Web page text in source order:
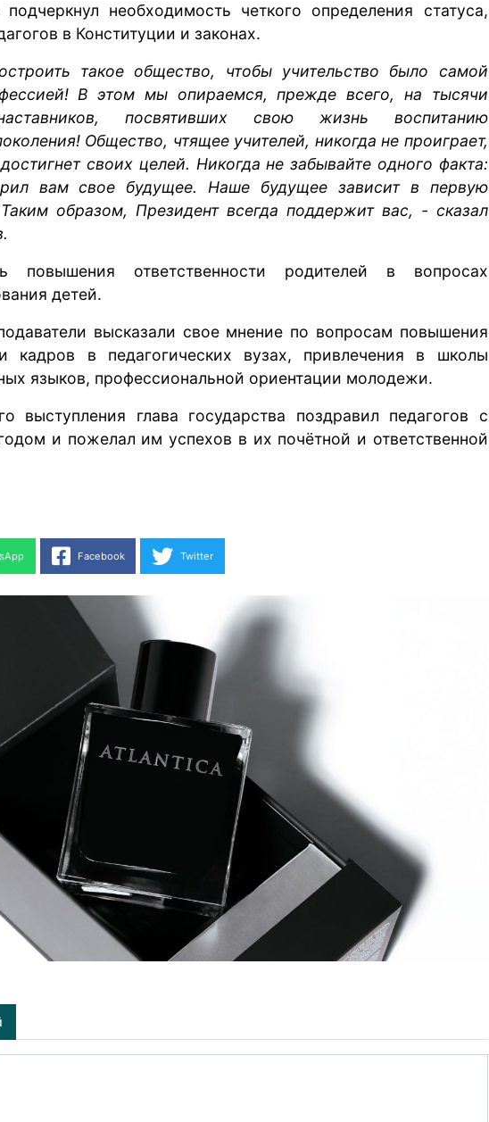
необходимость четкого определения статуса,
в Конституции и законах.
такое общество, чтобы учительство было самой
В этом мы опираемся, прежде всего, на тысячи
посвятивших свою жизнь воспитанию
Общество, чтящее учителей, никогда не проиграет,
своих целей. Никогда не забывайте одного факта:
вам свое будущее. Наше будущее зависит в первую
образом, Президент всегда поддержит вас, - сказал
повышения ответственности родителей в вопросах
детей.
высказали свое мнение по вопросам повышения
кадров в педагогических вузах, привлечения в школы
языков, профессиональной ориентации молодежи.
выступления глава государства поздравил педагогов с
и пожелал им успехов в их почётной и ответственной
Facebook Twitter